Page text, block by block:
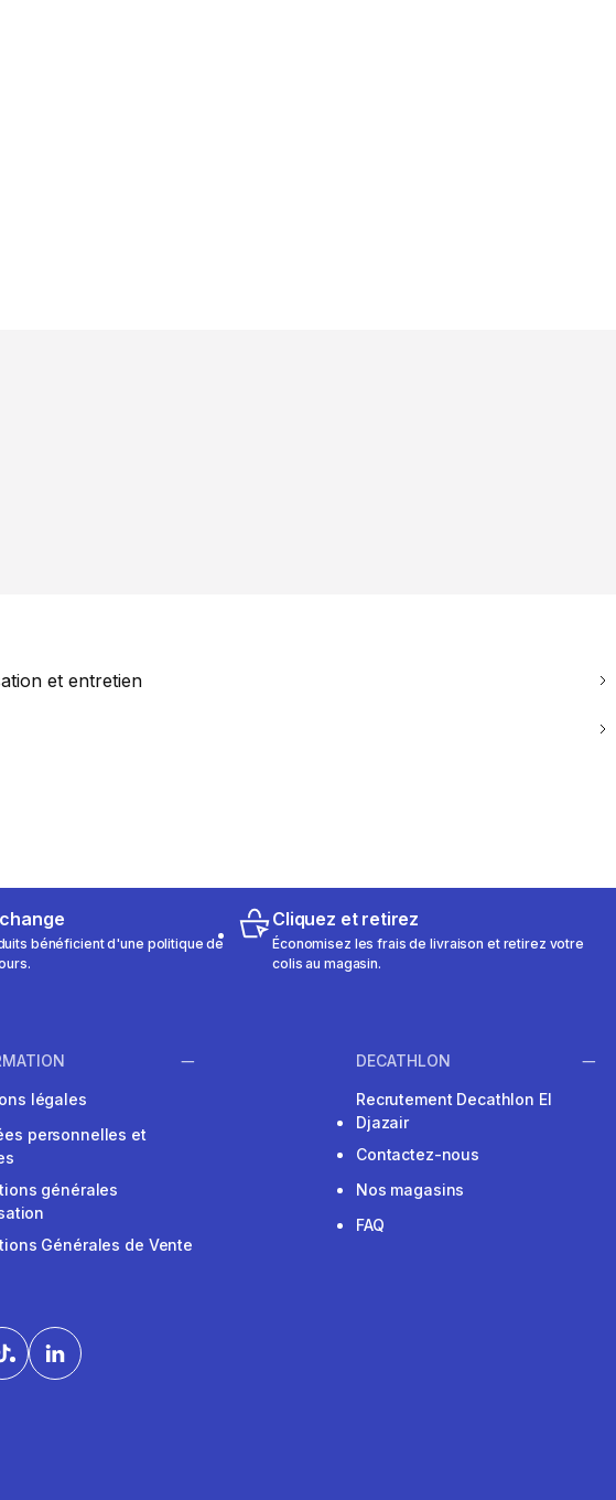
et entretien
bénéficient d'une politique de
Cliquez et retirez
Économisez les frais de livraison et retirez votre
colis au magasin.
légales
personnelles et
générales
Générales de Vente
DECATHLON
Recrutement Decathlon El
Djazair
Contactez-nous
Nos magasins
FAQ